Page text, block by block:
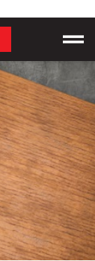
питања